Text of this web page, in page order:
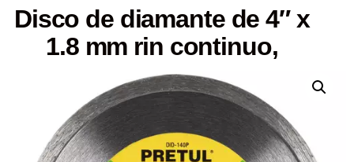
Disco de diamante de 4″ x
1.8 mm rin continuo,